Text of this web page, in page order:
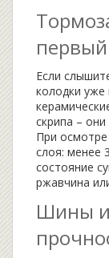
Если
колодки
скрипа –
При
слоя: менее
состояние
ржавчина
Шины и